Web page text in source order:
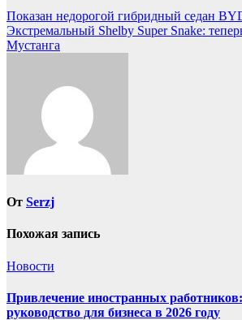
Навигация
по
Показан недорогой гибридный седан
Экстремальный Shelby Super Snake:
Мустанга
От Serzj
Похожая запись
Новости
Привлечение иностранных
руководство для бизнеса в 2026 году